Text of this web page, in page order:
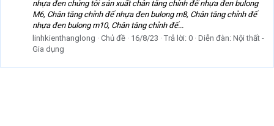
nhựa đen chúng tôi sản xuất chân tăng chỉnh đế nhựa đen bulong
M6, Chân tăng chỉnh đế nhựa đen bulong m8, Chân tăng chỉnh đế
nhựa đen bulong m10, Chân tăng chỉnh đế...
linhkienthanglong
Chủ đề 16/8/23 Trả lời: 0 Diễn đàn: Nội thất -
Gia dụng